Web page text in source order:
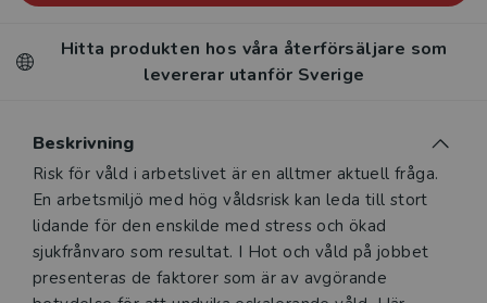
Hitta produkten hos våra återförsäljare som
levererar utanför Sverige
Beskrivning
Beskrivning
Risk för våld i arbetslivet är en alltmer aktuell fråga.
En arbetsmiljö med hög våldsrisk kan leda till stort
lidande för den enskilde med stress och ökad
sjukfrånvaro som resultat. I Hot och våld på jobbet
presenteras de faktorer som är av avgörande